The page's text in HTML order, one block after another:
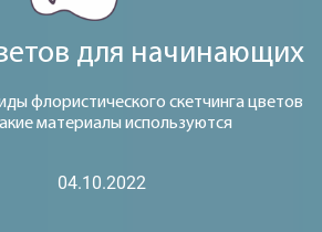
для начинающих
флористического скетчинга цветов
материалы используются
04.10.2022